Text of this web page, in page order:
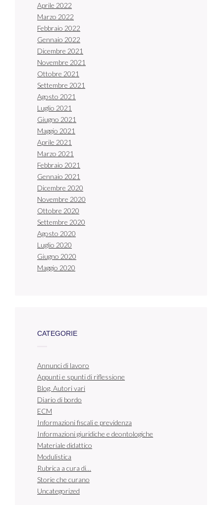
Aprile 2022
Marzo 2022
Febbraio 2022
Gennaio 2022
Dicembre 2021
Novembre 2021
Ottobre 2021
Settembre 2021
Agosto 2021
Luglio 2021
Giugno 2021
Maggio 2021
Aprile 2021
Marzo 2021
Febbraio 2021
Gennaio 2021
Dicembre 2020
Novembre 2020
Ottobre 2020
Settembre 2020
Agosto 2020
Luglio 2020
Giugno 2020
Maggio 2020
CATEGORIE
Annunci di lavoro
Appunti e spunti di riflessione
Blog. Autori vari
Diario di bordo
ECM
Informazioni fiscali e previdenza
Informazioni giuridiche e deontologiche
Materiale didattico
Modulistica
Rubrica a cura di…
Storie che curano
Uncategorized